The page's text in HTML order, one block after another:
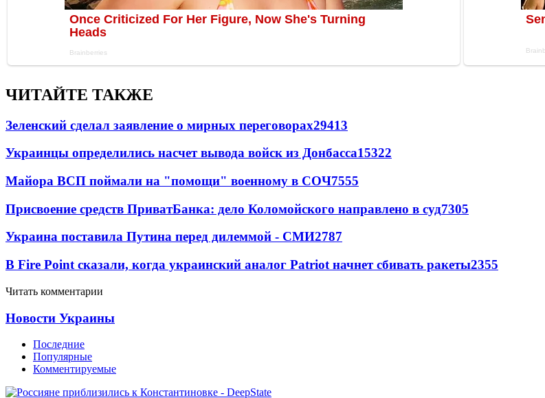
ЧИТАЙТЕ ТАКЖЕ
Зеленский сделал заявление о мирных переговорах29413
Украинцы определились насчет вывода войск из Донбасса15322
Майора ВСП поймали на "помощи" военному в СОЧ7555
Присвоение средств ПриватБанка: дело Коломойского направлено в суд7305
Украина поставила Путина перед дилеммой - СМИ2787
В Fire Point сказали, когда украинский аналог Patriot начнет сбивать ракеты2355
Читать комментарии
Новости Украины
Последние
Популярные
Комментируемые